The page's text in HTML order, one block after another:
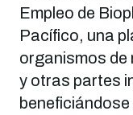
Empleo de
Pacífico, una
organismos de
y otras partes